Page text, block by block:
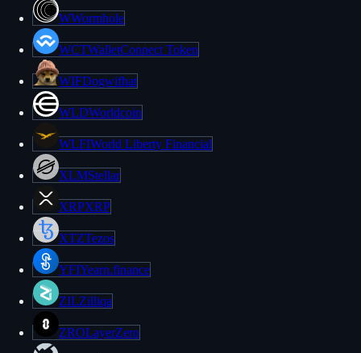
WWormhole
WCTWalletConnect Token
WIFDogwifhat
WLDWorldcoin
WLFIWorld Liberty Financial
XLMStellar
XRPXRP
XTZTezos
YFIYearn.finance
ZILZilliqa
ZROLayerZero